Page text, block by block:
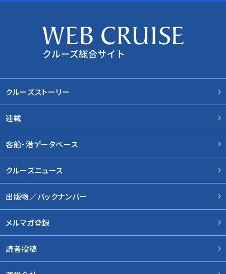
クルーズストーリー
連載
客船・港データベース
クルーズニュース
出版物／バックナンバー
メルマガ登録
読者投稿